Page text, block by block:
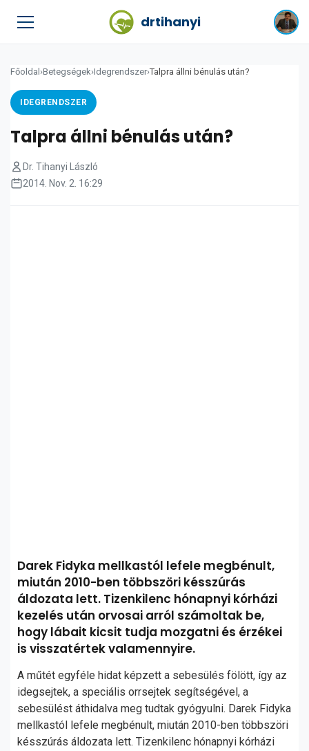
drtihanyi
Főoldal ›Betegségek›Idegrendszer›Talpra állni bénulás után?
IDEGRENDSZER
Talpra állni bénulás után?
Dr. Tihanyi László
2014. Nov. 2. 16:29
Darek Fidyka mellkastól lefele megbénult,
miután 2010-ben többszöri késszúrás
áldozata lett. Tizenkilenc hónapnyi kórházi
kezelés után orvosai arról számoltak be,
hogy lábait kicsit tudja mozgatni és érzékei
is visszatértek valamennyire.
A műtét egyféle hidat képzett a sebesülés fölött, így az
idegsejtek, a speciális orrsejtek segítségével, a
sebesülést áthidalva meg tudtak gyógyulni. Darek Fidyka
mellkastól lefele megbénult, miután 2010-ben többszöri
késszúrás áldozata lett. Tizenkilenc hónapnyi kórházi